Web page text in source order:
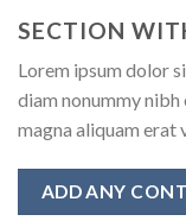
SECTION
Lorem ipsum dolor
diam nonummy
magna aliquam erat
ADD ANY